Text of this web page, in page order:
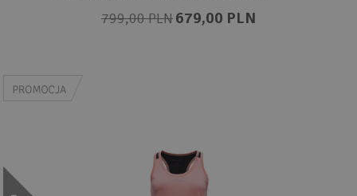
799,00 PLN679,00 PLN